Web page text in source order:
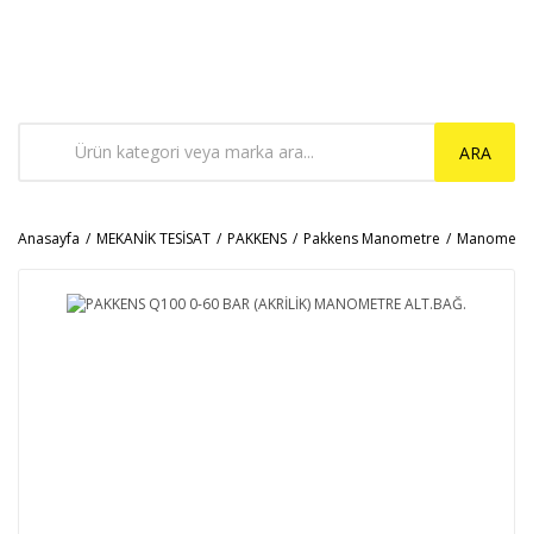
ARA
Anasayfa MEKANİK TESİSAT PAKKENS Pakkens Manometre